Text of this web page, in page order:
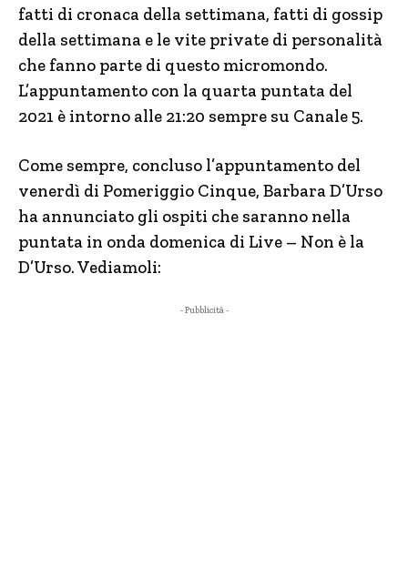
fatti di cronaca della settimana, fatti di gossip
della settimana e le vite private di personalità
che fanno parte di questo micromondo.
L’appuntamento con la quarta puntata del
2021 è intorno alle 21:20 sempre su Canale 5.
Come sempre, concluso l’appuntamento del
venerdì di Pomeriggio Cinque, Barbara D’Urso
ha annunciato gli ospiti che saranno nella
puntata in onda domenica di Live – Non è la
D’Urso. Vediamoli:
- Pubblicità -